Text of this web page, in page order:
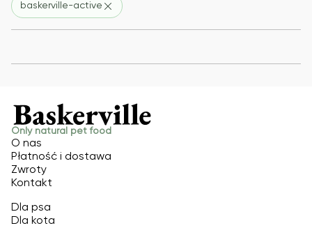
baskerville-active
Only natural pet food
O nas
Płatność i dostawa
Zwroty
Kontakt
Dla psa
Dla kota